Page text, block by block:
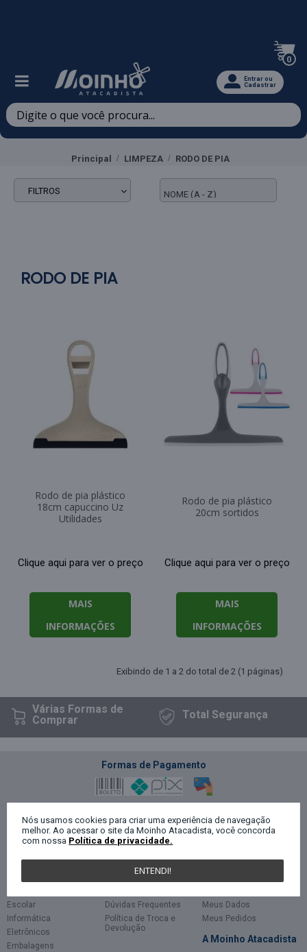
0
Entrar ou
Cadastrar
Principal LIMPEZA RODO DE PIA
FILTROS
RODO DE PIA
Rodo de pia plástico
18cm capuccino Uz
Utilidades
Clique aqui para ver o preço
MAIS
INFORMAÇÕES
Rodo de pia plástico
20cm sortidos
Clique aqui para ver o preço
MAIS
INFORMAÇÕES
Exibindo de 1 a 2 do total de 2 (1 páginas)
Várias Formasde
Comprar
TotalSegurança
Nós usamos cookies para criar uma experiência de navegação
melhor. Ao acessar o site da Moinho Atacadista, você concorda
com nossa Política de privacidade.
ENTENDI!
Formas de Pagamento
Escolar
Informática
Eletrônicos
Embalagens
Dúvidas Frequentes
Política de Troca e
Devolução
Meus Dados
Meus Pedidos
A Moinho Atacadista